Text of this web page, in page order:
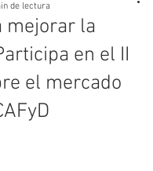
mejorar la
en el II
el mercado
de lectura